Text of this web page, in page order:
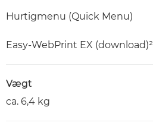
Hurtigmenu (Quick Menu)
Easy-WebPrint EX (download)²
Vægt
ca. 6,4 kg